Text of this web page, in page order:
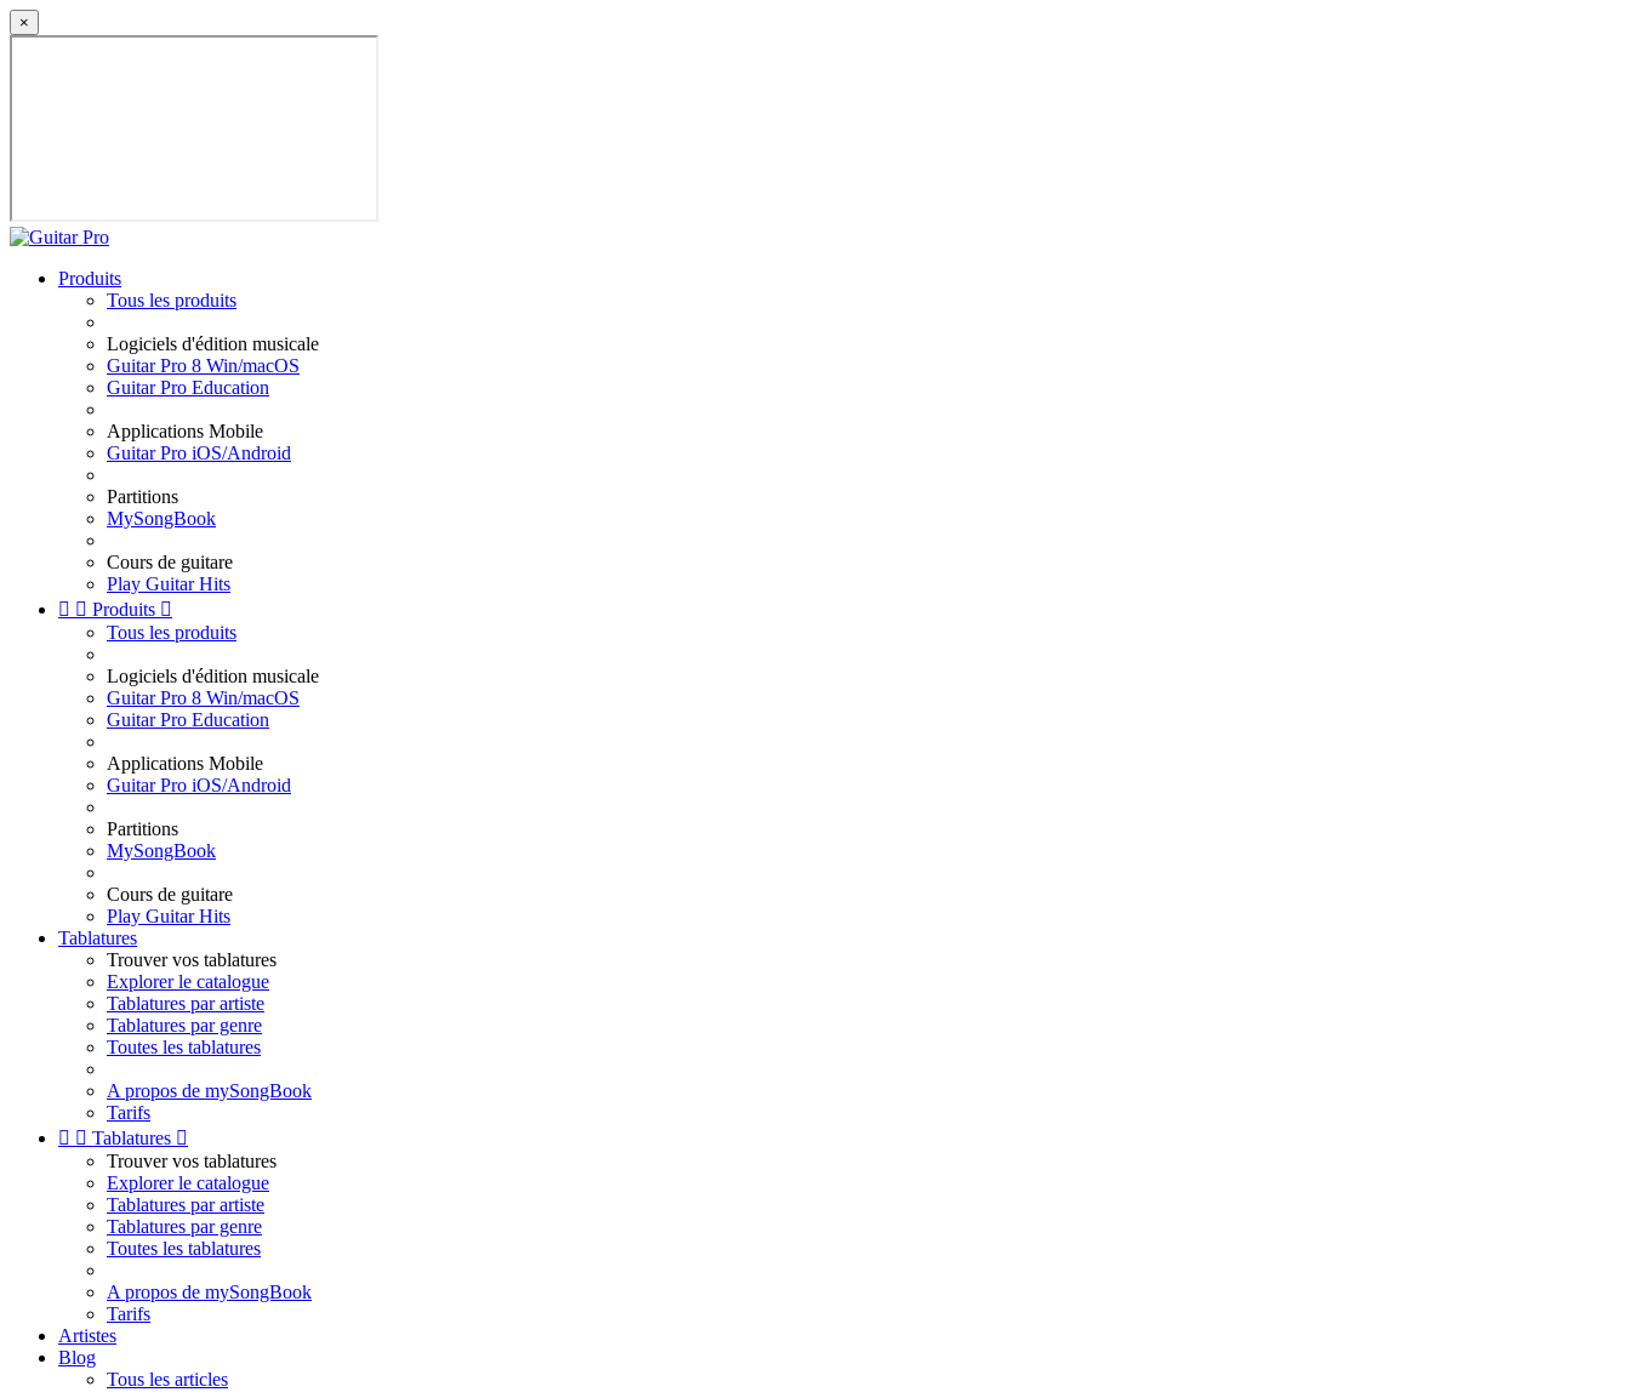
×
Produits
Tous les produits
Logiciels d'édition musicale
Guitar Pro 8 Win/macOS
Guitar Pro Education
Applications Mobile
Guitar Pro iOS/Android
Partitions
MySongBook
Cours de guitare
Play Guitar Hits
  Produits 
Tous les produits
Logiciels d'édition musicale
Guitar Pro 8 Win/macOS
Guitar Pro Education
Applications Mobile
Guitar Pro iOS/Android
Partitions
MySongBook
Cours de guitare
Play Guitar Hits
Tablatures
Trouver vos tablatures
Explorer le catalogue
Tablatures par artiste
Tablatures par genre
Toutes les tablatures
A propos de mySongBook
Tarifs
  Tablatures 
Trouver vos tablatures
Explorer le catalogue
Tablatures par artiste
Tablatures par genre
Toutes les tablatures
A propos de mySongBook
Tarifs
Artistes
Blog
Tous les articles